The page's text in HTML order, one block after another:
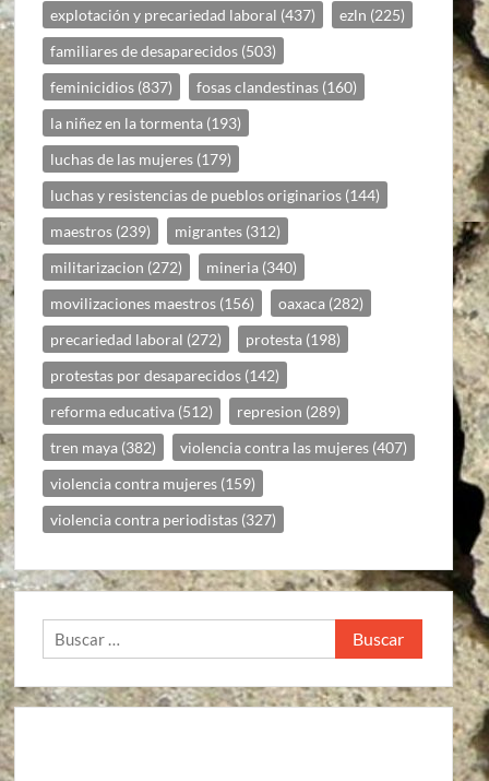
explotación y precariedad laboral (437) ezln (225)
familiares de desaparecidos (503)
feminicidios (837) fosas clandestinas (160)
la niñez en la tormenta (193)
luchas de las mujeres (179)
luchas y resistencias de pueblos originarios (144)
maestros (239) migrantes (312)
militarizacion (272) mineria (340)
movilizaciones maestros (156) oaxaca (282)
precariedad laboral (272) protesta (198)
protestas por desaparecidos (142)
reforma educativa (512) represion (289)
tren maya (382) violencia contra las mujeres (407)
violencia contra mujeres (159)
violencia contra periodistas (327)
Buscar: